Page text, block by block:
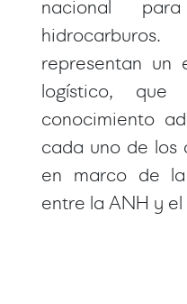
nacional
representan un
logístico,
conocimiento
cada uno de los
en marco de
entre la ANH y el